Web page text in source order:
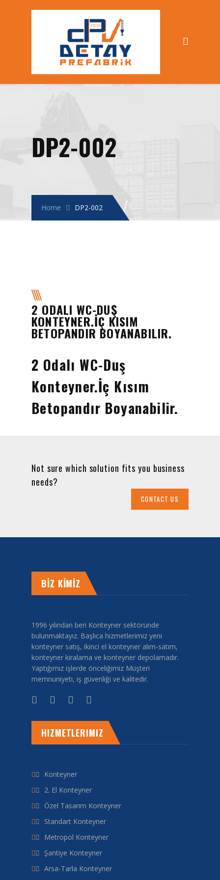
DP2-002
Home DP2-002
2 ODALI WC-DUŞ
KONTEYNER.İÇ KISIM
BETOPANDIR BOYANABILIR.
2 Odalı WC-Duş
Konteyner.İç Kısım
Betopandır Boyanabilir.
Not sure which solution fits you business
needs?
CONTACT US
BİZ KİMİZ
1996 yılından beri Konteyner sektöründe
bulunmaktayız. Başlıca hizmetlerimiz yeni
konteyner satış, ikinci el konteyner alım-satım,
konteyner kiralama ve konteyner depolamadır.
Yaptığımız işlerde önceliğimiz Müşteri
memnuniyeti, iş güvenliği ve kalitedir.
HIZMETLERIMIZ
Konteyner
2. El Konteyner
Özel Tasarım Konteyner
Standart Konteyner
Metropol Konteyner
Şantiye Konteyner
Arsa-Tarla Konteyner